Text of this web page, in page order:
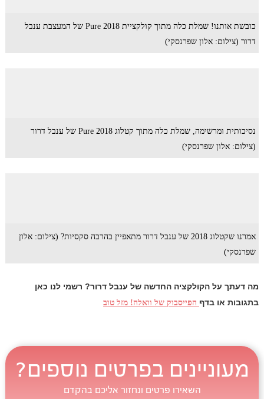
כובשת אותנו! שמלת כלה מתוך קולקציית 2018 Pure של המעצבת ענבל
דרור (צילום: אלון שפרנסקי)
נסיכותית ומרשימה, שמלת כלה מתוך קטלוג 2018 Pure של ענבל דרור
(צילום: אלון שפרנסקי)
אמרנו שקטלוג 2018 של ענבל דרור מתאפיין בהרבה סקסיות? (צילום: אלון
שפרנסקי)
מה דעתךעל הקולקציה החדשה של ענבל דרור? רשמי לנו כאן
בתגובות או בדף הפייסבוק של וואלה! מזל טוב
מעוניינים בפרטים נוספים?
השאירו פרטים ונחזור אליכם בהקדם